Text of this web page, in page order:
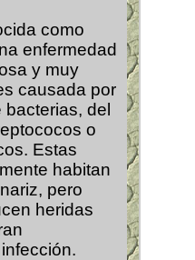
como
enfermedad
y muy
causada por
bacterias, del
o
Estas
habitan
pero
heridas